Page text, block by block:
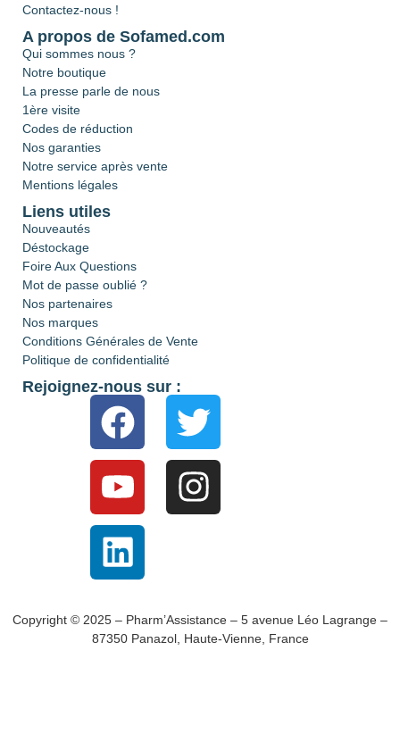
Contactez-nous !
A propos de Sofamed.com
Qui sommes nous ?
Notre boutique
La presse parle de nous
1ère visite
Codes de réduction
Nos garanties
Notre service après vente
Mentions légales
Liens utiles
Nouveautés
Déstockage
Foire Aux Questions
Mot de passe oublié ?
Nos partenaires
Nos marques
Conditions Générales de Vente
Politique de confidentialité
Rejoignez-nous sur :
Copyright © 2025 – Pharm’Assistance – 5 avenue Léo Lagrange –
87350 Panazol, Haute-Vienne, France